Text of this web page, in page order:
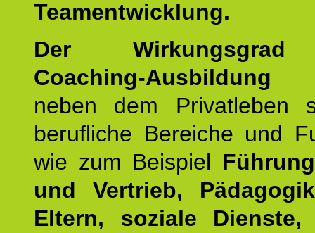
Teamentwicklung.
Der
Coaching-Ausbildung
neben dem Privatleben
berufliche Bereiche und
wie zum Beispiel
und Vertrieb,
Eltern, soziale Dienste,